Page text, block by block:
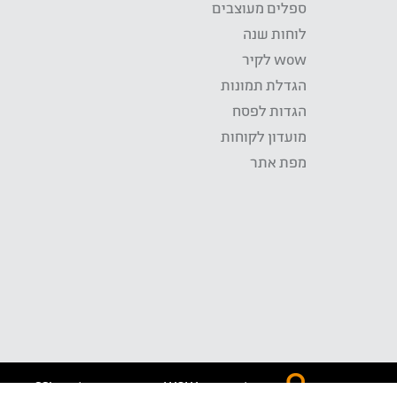
ספלים מעוצבים
לוחות שנה
wow לקיר
הגדלת תמונות
הגדות לפסח
מועדון לקוחות
מפת אתר
התשלום באתר WOW מאובטח בטכנולוגית SSL